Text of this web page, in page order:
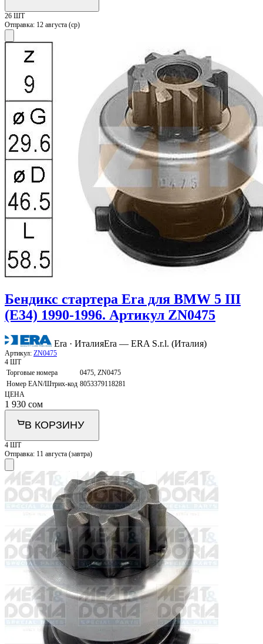
26 ШТ
Отправка: 12 августа (ср)
Бендикс стартера Era для BMW 5 III
(E34) 1990-1996. Артикул ZN0475
Era · ИталияEra — ERA S.r.l. (Италия)
Артикул: ZN0475
4 ШТ
Торговые номера
0475, ZN0475
Номер EAN/Штрих-код 8053379118281
ЦЕНА
1 930 сом
В КОРЗИНУ
4 ШТ
Отправка: 11 августа (завтра)